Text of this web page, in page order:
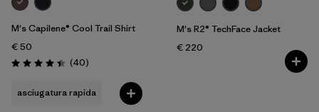
M's Capilene® Cool Trail Shirt
€ 50
Valutazione: 4.4 / 5
(40Recensioni
)
asciugatura rapida
M's R2® TechFace Jacket
€ 220